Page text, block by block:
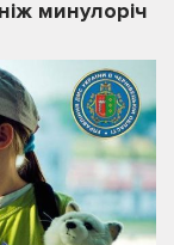
минулоріч